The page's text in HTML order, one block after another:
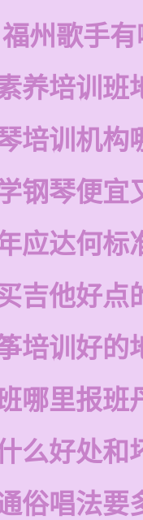
州歌手
养培训班
培训机构
钢琴便宜
应达何标
吉他好点
培训好的
哪里报班
么好处和
俗唱法要